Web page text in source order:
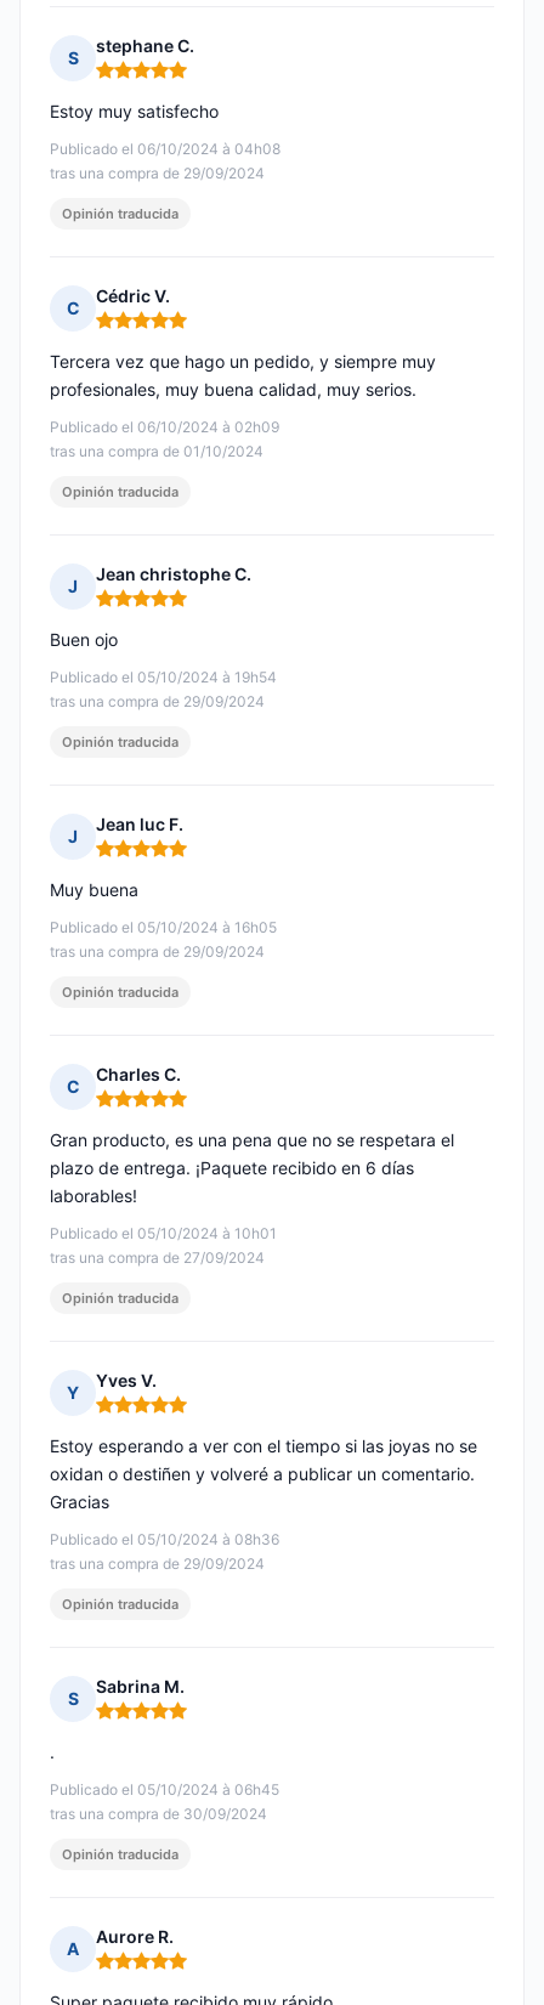
S
stephane C.
Nota: 5 de 5
Publicado el 06/10/2024 à 04h08
tras una compra de 29/09/2024
Estoy muy satisfecho
Opinión traducida
C
Cédric V.
Nota: 5 de 5
Publicado el 06/10/2024 à 02h09
tras una compra de 01/10/2024
Tercera vez que hago un pedido, y siempre muy
profesionales, muy buena calidad, muy serios.
Opinión traducida
J
Jean christophe C.
Nota: 5 de 5
Publicado el 05/10/2024 à 19h54
tras una compra de 29/09/2024
Buen ojo
Opinión traducida
J
Jean luc F.
Nota: 5 de 5
Publicado el 05/10/2024 à 16h05
tras una compra de 29/09/2024
Muy buena
Opinión traducida
C
Charles C.
Nota: 5 de 5
Publicado el 05/10/2024 à 10h01
tras una compra de 27/09/2024
Gran producto, es una pena que no se respetara el
plazo de entrega. ¡Paquete recibido en 6 días
laborables!
Opinión traducida
Y
Yves V.
Nota: 5 de 5
Publicado el 05/10/2024 à 08h36
tras una compra de 29/09/2024
Estoy esperando a ver con el tiempo si las joyas no se
oxidan o destiñen y volveré a publicar un comentario.
Gracias
Opinión traducida
S
Sabrina M.
Nota: 5 de 5
Publicado el 05/10/2024 à 06h45
tras una compra de 30/09/2024
.
Opinión traducida
A
Aurore R.
Nota: 5 de 5